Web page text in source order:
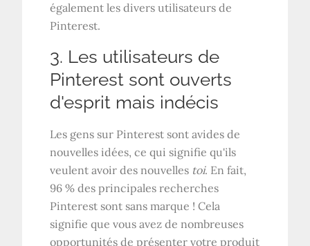
également les divers utilisateurs de
Pinterest.
3. Les utilisateurs de
Pinterest sont ouverts
d'esprit mais indécis
Les gens sur Pinterest sont avides de
nouvelles idées, ce qui signifie qu'ils
veulent avoir des nouvelles toi. En fait,
96 % des principales recherches
Pinterest sont sans marque ! Cela
signifie que vous avez de nombreuses
opportunités de présenter votre produit